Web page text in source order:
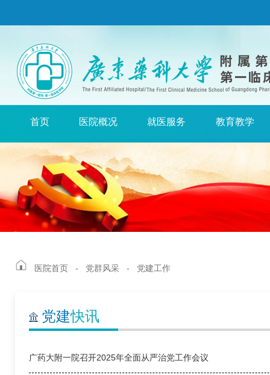
首页 医院概况 就医服务 教育教学
医院首页 - 党群风采 - 党建工作
党建快讯
广药大附一院召开2025年全面从严治党工作会议